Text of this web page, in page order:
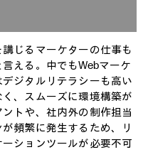
じるマーケターの仕事も
える。中でもWebマーケ
ジタルリテラシーも高い
、スムーズに環境構築が
トや、社内外の制作担当
頻繁に発生するため、リ
ションツールが必要不可